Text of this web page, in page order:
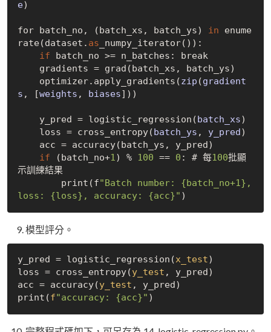
e)
for batch_no, (batch_xs, batch_ys) in enume
rate(dataset. as _numpy_iterator() ):
if batch_no >= n_batches: break
    optimizer.apply
_gradients(zip (gradient
s , [weights , biases]) )
    y_pred = logistic
_regression(batch_xs)
    loss = cross
_entropy(batch_ys , y_pred)
if (batch_no+1) % 100 == 0 : # 每100批顯
示訓練結果
        print(f
"Batch number: {batch_no+1},
loss: {loss}, accuracy: {acc}"
模型評分。
y_pred = logistic_regression(x_test)
loss = cross_entropy(y_test , y_pred)
acc = accuracy(y_test , y_pred)
print(f"accuracy: {acc}"